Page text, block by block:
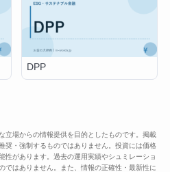
DPP
立場からの情報提供を目的としたものです。掲載
奨・強制するものではありません。投資には価格
性があります。過去の運用実績やシュミレーショ
ではありません。また、情報の正確性・最新性に